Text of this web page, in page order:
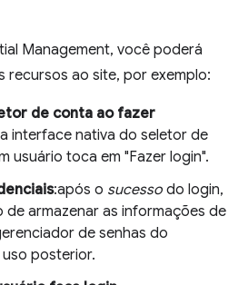
Management, você poderá
recursos ao site, por exemplo:
de conta ao fazer
interface nativa do seletor de
usuário toca em "Fazer login".
:após o sucesso do login,
armazenar as informações de
de senhas do
posterior.